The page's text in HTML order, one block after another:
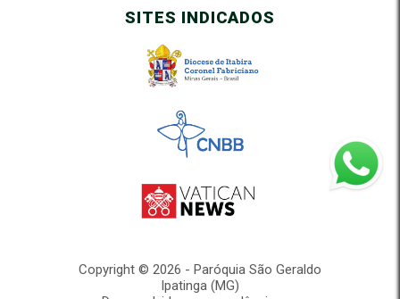
SITES INDICADOS
Copyright © 2026 - Paróquia São Geraldo
Ipatinga (MG)